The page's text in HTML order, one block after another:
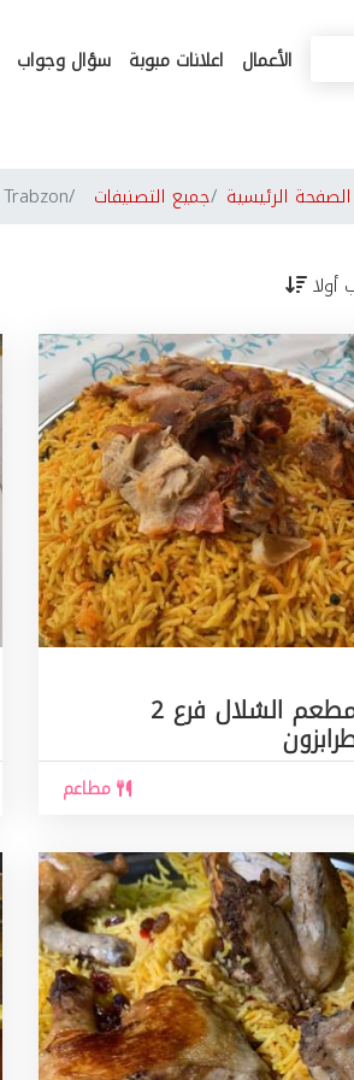
الأعمال اعلانات مبوبة سؤال وجواب
الرئيسية جميع التصنيفات Trabzon
أولا
مطعم الشلال فرع 2
مطاعم